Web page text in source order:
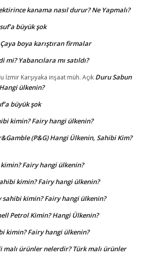
kanama nasıl durur? Ne Yapmalı?
büyük şok
Çaya boya karıştıran firmalar
mi? Yabancılara mı satıldı?
İzmir Karşıyaka inşaat müh. Açık Duru Sabun
ülkenin?
büyük şok
kimin? Fairy hangi ülkenin?
(P&G) Hangi Ülkenin, Sahibi Kim?
Fairy hangi ülkenin?
kimin? Fairy hangi ülkenin?
sahibi kimin? Fairy hangi ülkenin?
Petrol Kimin? Hangi Ülkenin?
kimin? Fairy hangi ülkenin?
malı ürünler nelerdir? Türk malı ürünler